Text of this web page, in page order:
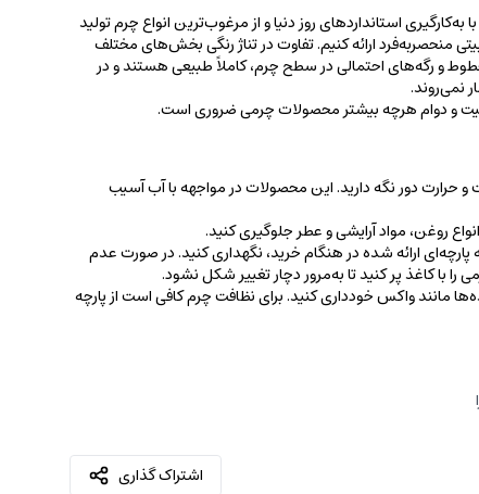
استانداردهای روز دنیا و از مرغوب‌ترین انواع چرم تولید
منحصربه‌فرد ارائه کنیم. تفاوت در تناژ رنگی بخش‌های مختلف
و رگه‌‌های احتمالی در سطح چرم، کاملاً طبیعی هستند و در
نمی‌روند.
و دوام هرچه بیشتر محصولات چرمی ضروری است.
حرارت دور نگه دارید. این محصولات در مواجهه با آب آسیب
روغن‌، مواد آرایشی و عطر جلوگیری کنید.
ارائه شده در هنگام خرید، ‌نگهداری کنید. در صورت عدم
با کاغذ پر کنید تا به‌مرور دچار تغییر شکل نشود.
مانند واکس خودداری کنید. برای نظافت چرم کافی است از پارچه‌
اشتراک گذاری